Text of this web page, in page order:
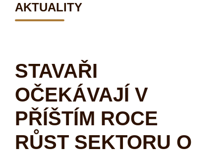
AKTUALITY
STAVAŘI
OČEKÁVAJÍ V
PŘÍŠTÍM ROCE
RŮST SEKTORU O